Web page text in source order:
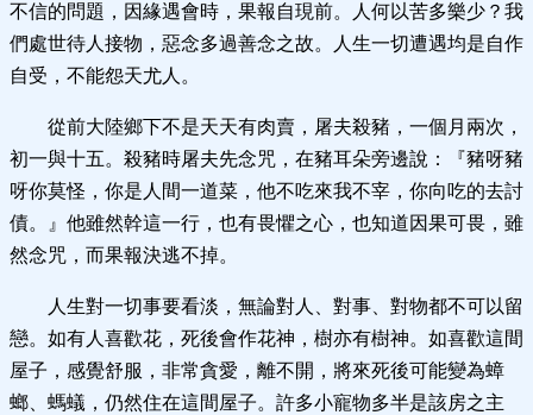
不信的問題，因緣遇會時，果報自現前。人何以苦多樂少？我
們處世待人接物，惡念多過善念之故。人生一切遭遇均是自作
自受，不能怨天尤人。
從前大陸鄉下不是天天有肉賣，屠夫殺豬，一個月兩次，
初一與十五。殺豬時屠夫先念咒，在豬耳朵旁邊說：『豬呀豬
呀你莫怪，你是人間一道菜，他不吃來我不宰，你向吃的去討
債。』他雖然幹這一行，也有畏懼之心，也知道因果可畏，雖
然念咒，而果報決逃不掉。
人生對一切事要看淡，無論對人、對事、對物都不可以留
戀。如有人喜歡花，死後會作花神，樹亦有樹神。如喜歡這間
屋子，感覺舒服，非常貪愛，離不開，將來死後可能變為蟑
螂、螞蟻，仍然住在這間屋子。許多小寵物多半是該房之主